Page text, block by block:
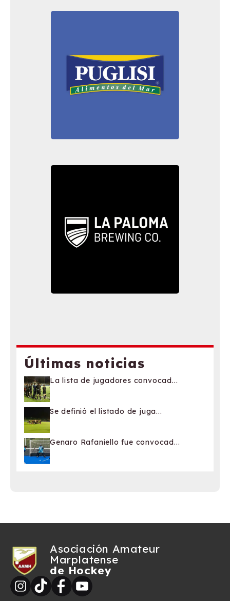
Últimas noticias
La lista de jugadores convocad...
Se definió el listado de juga...
Genaro Rafaniello fue convocad...
Asociación Amateur
Marplatense
de Hockey